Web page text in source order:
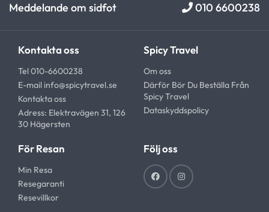
Meddelande om sidfot 010 6600238
Kontakta oss
Tel 010-6600238
E-mail info@spicytravel.se
Kontakta oss
Adress: Elektravägen 31, 126
30 Hägersten
Spicy Travel
Om oss
Därför Bör Du Beställa Från
Spicy Travel
Dataskyddspolicy
För Resan
Min Resa
Resegaranti
Resevillkor
Följ oss